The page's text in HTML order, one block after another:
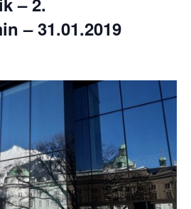
– 31.01.2019